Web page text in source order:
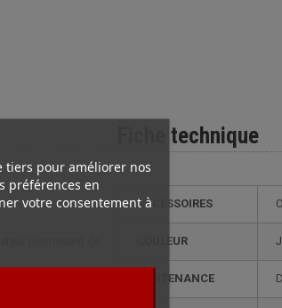
tiers pour améliorer nos
préférences en
votre consentement à
Fiche technique
ACCESSOIRES
COULEUR
CONTENANCE
permettant de